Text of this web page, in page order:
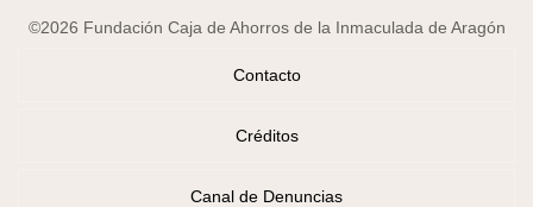
©2026 Fundación Caja de Ahorros de la Inmaculada de Aragón
Contacto
Créditos
Canal de Denuncias